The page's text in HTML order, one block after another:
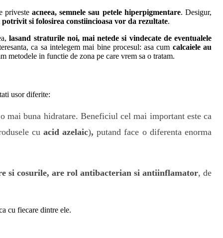
priveste acneea, semnele sau petele hiperpigmentare. Desigur,
si folosirea constiincioasa vor da rezultate.
lasand straturile noi, mai netede si vindecate de eventualele
ca sa intelegem mai bine procesul: asa cum calcaiele au
metodele in functie de zona pe care vrem sa o tratam.
usor diferite:
mai buna hidratare. Beneficiul cel mai important este ca
cu acid azelaic), putand face o diferenta enorma
si cosurile, are rol antibacterian si antiinflamator, de
cu fiecare dintre ele.